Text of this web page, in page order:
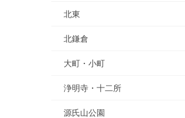
北東
北鎌倉
大町・小町
浄明寺・十二所
源氏山公園